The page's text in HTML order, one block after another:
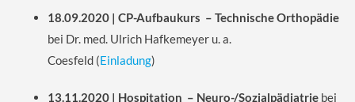
18.09.2020 | CP-Aufbaukurs – Technische Orthopädie
bei Dr. med. Ulrich Hafkemeyer u. a.
Coesfeld (Einladung)
13.11.2020 | Hospitation – Neuro-/Sozialpädiatrie bei